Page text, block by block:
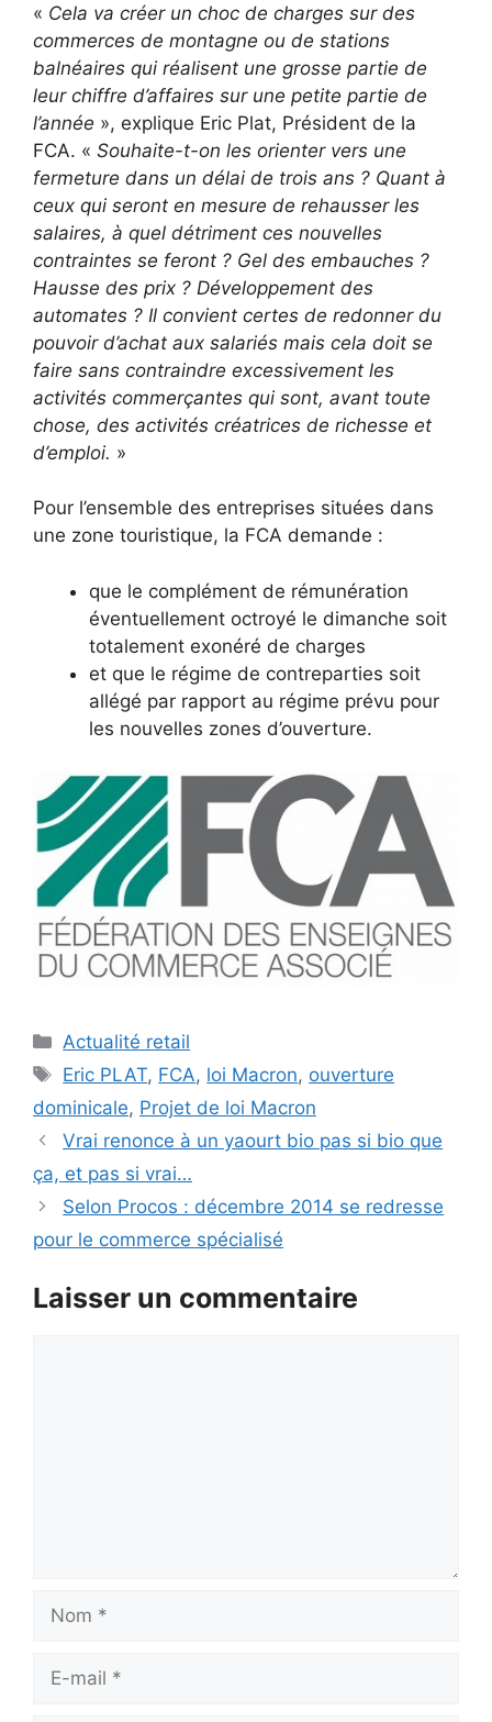
« Cela va créer un choc de charges sur des
commerces de montagne ou de stations
balnéaires qui réalisent une grosse partie de
leur chiffre d’affaires sur une petite partie de
l’année », explique Eric Plat, Président de la
FCA. « Souhaite-t-on les orienter vers une
fermeture dans un délai de trois ans ? Quant à
ceux qui seront en mesure de rehausser les
salaires, à quel détriment ces nouvelles
contraintes se feront ? Gel des embauches ?
Hausse des prix ? Développement des
automates ? Il convient certes de redonner du
pouvoir d’achat aux salariés mais cela doit se
faire sans contraindre excessivement les
activités commerçantes qui sont, avant toute
chose, des activités créatrices de richesse et
d’emploi. »
Pour l’ensemble des entreprises situées dans
une zone touristique, la FCA demande :
que le complément de rémunération
éventuellement octroyé le dimanche soit
totalement exonéré de charges
et que le régime de contreparties soit
allégé par rapport au régime prévu pour
les nouvelles zones d’ouverture.
Catégories
Actualité retail
Étiquettes
Eric PLAT, FCA, loi Macron, ouverture
dominicale, Projet de loi Macron
Vrai renonce à un yaourt bio pas si bio que
ça, et pas si vrai…
Selon Procos : décembre 2014 se redresse
pour le commerce spécialisé
Laisser un commentaire
Nom